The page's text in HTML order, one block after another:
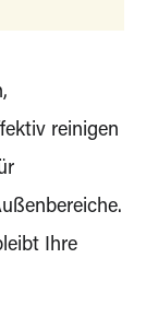
reinigen
Ihre